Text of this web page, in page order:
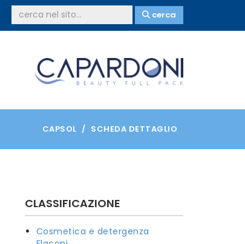
cerca
CAPSOL SCHEDA DETTAGLIO
CLASSIFICAZIONE
Cosmetica e detergenza